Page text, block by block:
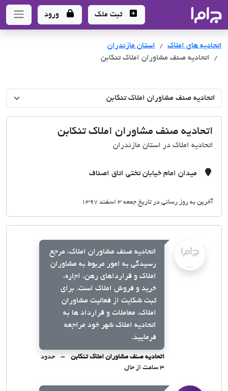
- سامانه جامع املاک و مشاورین املاک
ثبت ملک ورود
اتحادیه های املاک اتحادیه های املاک
استان مازندران
اتحادیه صنف مشاوران املاک تنکابن
اتحادیه صنف مشاوران املاک تنکابن
اتحادیه املاک در استان مازندران
میدان امام خیابان تختی اتاق اصناف
آخرین به روز رسانی در تاریخ جمعه 3 اسفند 1397
اتحادیه صنف مشاوران املاک، مرجع
رسیدگی به امور مربوط به مشاوران
املاک و قرارداهای رهن، اجاره،
خرید و فروش املاک است. برای
ثبت شکایت از فعالیت مشاوران
املاک، معاملات و قرارداد ها به
اتحادیه املاک شهر خود مراجعه
فرمایید.
اتحادیه صنف مشاوران املاک تنکابن
حدود
۳ ساعت از حال